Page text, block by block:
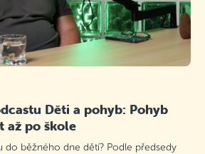
Děti a pohyb: Pohyb
až po škole
do běžného dne dětí? Podle předsedy